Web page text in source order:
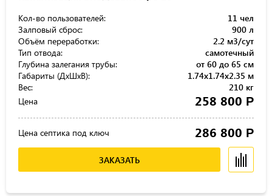
Кол-во пользователей:
11 чел
Залповый сброс:
900 л
Объём переработки:
2.2 м3/сут
Тип отвода:
самотечный
Глубина залегания трубы:
от 60 до 65 см
Габариты (ДхШхВ):
1.74x1.74x2.35 м
Вес:
210 кг
Цена
258 800 Р
Цена септика под ключ 286 800 Р
ЗАКАЗАТЬ